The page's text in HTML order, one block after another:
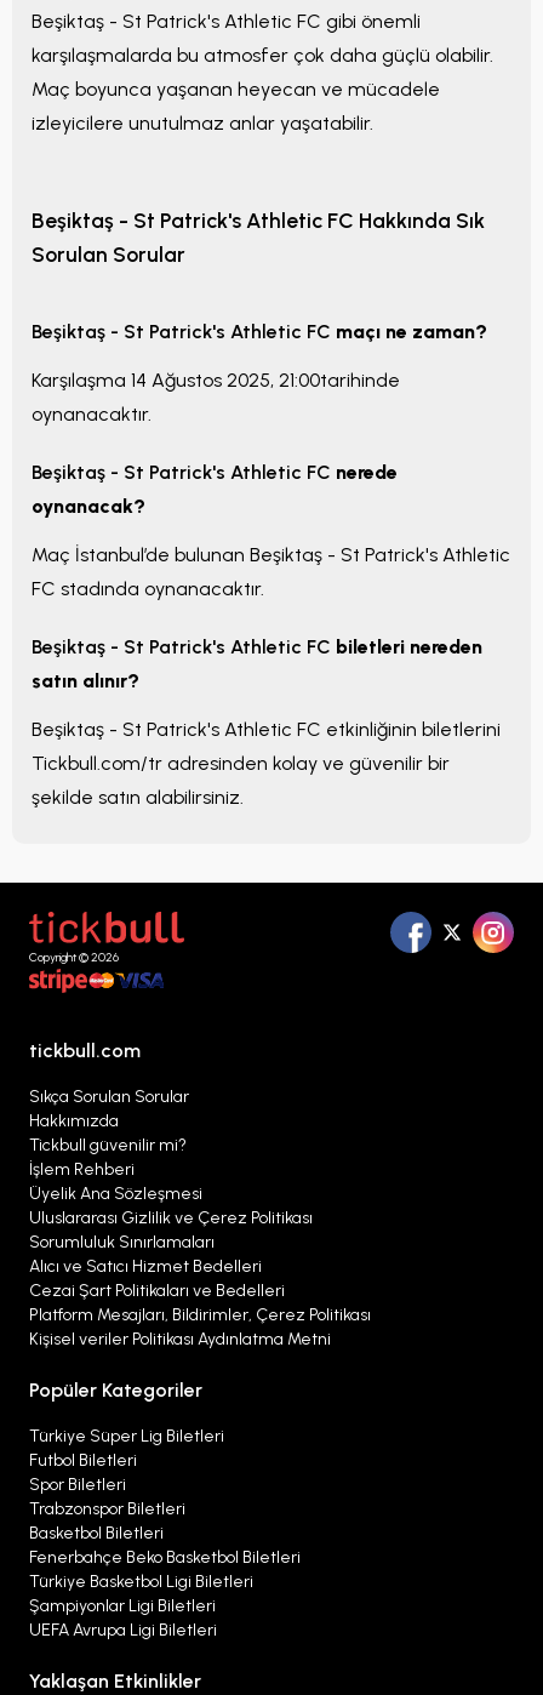
Beşiktaş - St Patrick's Athletic FC gibi önemli
karşılaşmalarda bu atmosfer çok daha güçlü olabilir.
Maç boyunca yaşanan heyecan ve mücadele
izleyicilere unutulmaz anlar yaşatabilir.
Beşiktaş - St Patrick's Athletic FC Hakkında Sık
Sorulan Sorular
Beşiktaş - St Patrick's Athletic FC maçı ne zaman?
Karşılaşma 14 Ağustos 2025, 21:00tarihinde
oynanacaktır.
Beşiktaş - St Patrick's Athletic FC nerede
oynanacak?
Maç İstanbul’de bulunan Beşiktaş - St Patrick's Athletic
FC stadında oynanacaktır.
Beşiktaş - St Patrick's Athletic FC biletleri nereden
satın alınır?
Beşiktaş - St Patrick's Athletic FC etkinliğinin biletlerini
Tickbull.com/tr adresinden kolay ve güvenilir bir
şekilde satın alabilirsiniz.
Copyright © 2026
tickbull.com
Sıkça Sorulan Sorular
Hakkımızda
Tickbull güvenilir mi?
İşlem Rehberi
Üyelik Ana Sözleşmesi
Uluslararası Gizlilik ve Çerez Politikası
Sorumluluk Sınırlamaları
Alıcı ve Satıcı Hizmet Bedelleri
Cezai Şart Politikaları ve Bedelleri
Platform Mesajları, Bildirimler, Çerez Politikası
Kişisel veriler Politikası Aydınlatma Metni
Popüler Kategoriler
Türkiye Süper Lig Biletleri
Futbol Biletleri
Spor Biletleri
Trabzonspor Biletleri
Basketbol Biletleri
Fenerbahçe Beko Basketbol Biletleri
Türkiye Basketbol Ligi Biletleri
Şampiyonlar Ligi Biletleri
UEFA Avrupa Ligi Biletleri
Yaklaşan Etkinlikler